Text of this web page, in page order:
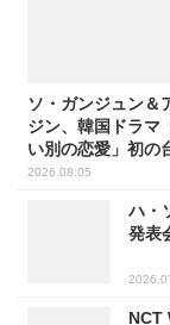
ソ・ガンジュン＆
ジン、韓国ドラマ
い別の恋愛」初の
わせで抜群のケミ
2026.08.05
ハ・
発表
NCT